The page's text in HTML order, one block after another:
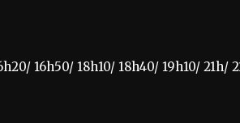
16h50/ 18h10/ 18h40/ 19h10/ 21h/